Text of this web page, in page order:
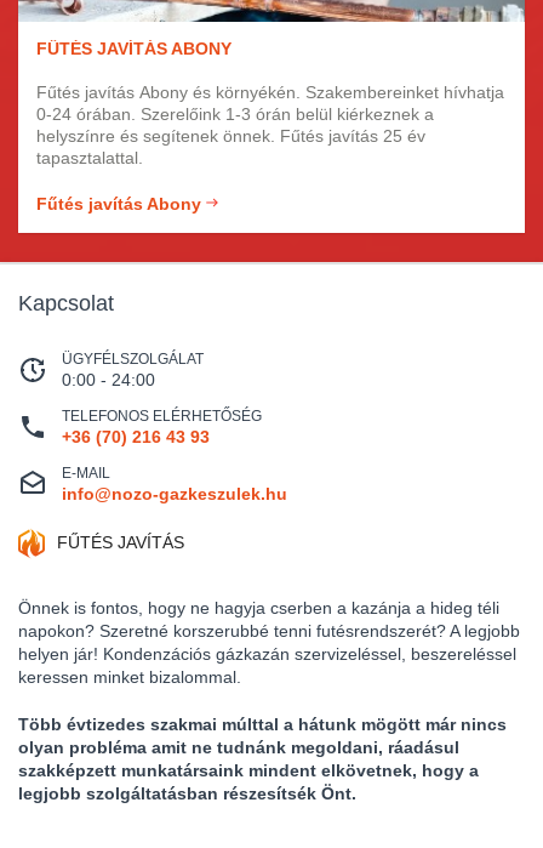
FŰTÉS JAVÍTÁS ABONY
Fűtés javítás Abony és környékén. Szakembereinket hívhatja
0-24 órában. Szerelőink 1-3 órán belül kiérkeznek a
helyszínre és segítenek önnek. Fűtés javítás 25 év
tapasztalattal.
Fűtés javítás Abony
Kapcsolat
ÜGYFÉLSZOLGÁLAT
0:00 - 24:00
TELEFONOS ELÉRHETŐSÉG
+36 (70) 216 43 93
E-MAIL
info@nozo-gazkeszulek.hu
FŰTÉS JAVÍTÁS
Önnek is fontos, hogy ne hagyja cserben a kazánja a hideg téli
napokon? Szeretné korszerubbé tenni futésrendszerét? A legjobb
helyen jár! Kondenzációs gázkazán szervizeléssel, beszereléssel
keressen minket bizalommal.
Több évtizedes szakmai múlttal a hátunk mögött már nincs
olyan probléma amit ne tudnánk megoldani, ráadásul
szakképzett munkatársaink mindent elkövetnek, hogy a
legjobb szolgáltatásban részesítsék Önt.